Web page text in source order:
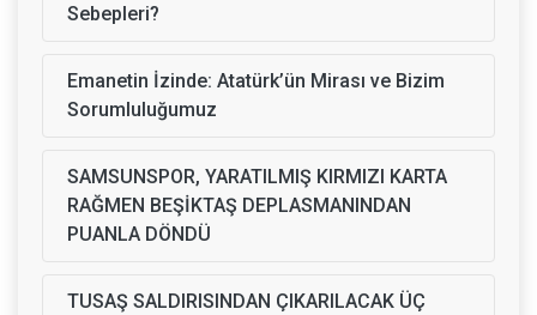
Sebepleri?
Emanetin İzinde: Atatürk’ün Mirası ve Bizim
Sorumluluğumuz
SAMSUNSPOR, YARATILMIŞ KIRMIZI KARTA
RAĞMEN BEŞİKTAŞ DEPLASMANINDAN
PUANLA DÖNDÜ
TUSAŞ SALDIRISINDAN ÇIKARILACAK ÜÇ